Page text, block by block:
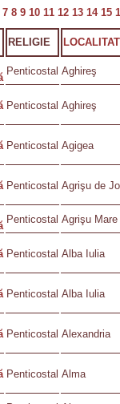
7 8 9 10 11 12 13 14 15
RELIGIE
Penticostal Aghireş
Penticostal Aghireş
Penticostal Agigea
Penticostal Agrişu de
Penticostal Agrişu Mare
Penticostal Alba Iulia
Penticostal Alba Iulia
Penticostal Alexandria
Penticostal Alma